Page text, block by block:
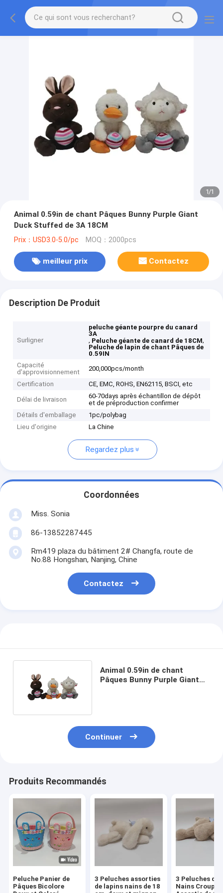
1/1
Animal 0.59in de chant Pâques Bunny Purple Giant
Duck Stuffed de 3A 18CM
Prix：USD3.0-5.0/pc MOQ：2000pcs
meilleur prix Contactez
Description De Produit
Surligner
peluche géante pourpre du canard
3A
, Peluche géante de canard de 18CM,
Peluche de lapin de chant Pâques de
0.59IN
Capacité
d'approvisionnement
200,000pcs/month
Certification CE, EMC, ROHS, EN62115, BSCI, etc
Délai de livraison
60-70days après échantillon de dépôt
et de préproduction confirmer
Détails d'emballage
1pc/polybag
Lieu d'origine
La Chine
Regardez plus
Coordonnées
Miss. Sonia
86-13852287445
Rm419 plaza du bâtiment 2# Changfa, route de
No.88 Hongshan, Nanjing, Chine
Contactez
Animal 0.59in de chant
Pâques Bunny Purple Giant
Continuer
Produits Recommandés
Peluche Panier de
Pâques Bicolore
3 Peluches assorties
de lapins nains de 18
3 Peluches de
Nains